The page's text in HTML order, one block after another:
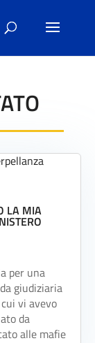
LA MIA
per una
giudiziaria
vi avevo
da
alle mafie